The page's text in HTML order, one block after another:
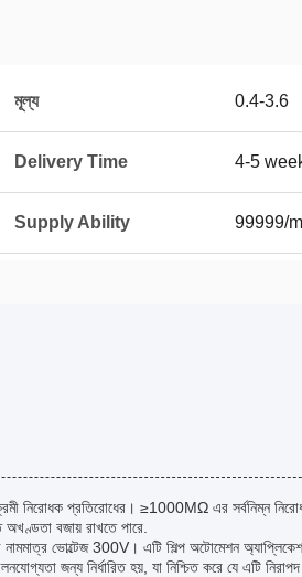
মূল্য 0.4-3.6
Delivery Time 4-5
Supply Ability 99999/
নিরোধক প্রতিরোধের। ≥1000MΩ এর সর্বনিম্ন
অখণ্ডতা বজায় রাখতে পারে.
ভোল্টেজ 300V। এটি শিল্প অটোমেশন
জন্য নির্ধারিত হয়, যা নিশ্চিত করে যে এটি নিরাপদ